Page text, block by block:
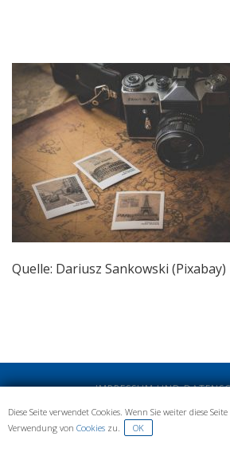
Quelle: Dariusz Sankowski (Pixabay)
IMPRESSUM UND
Diese Seite verwendet Cookies. Wenn Sie weiter diese
Verwendung von Cookies zu. OK